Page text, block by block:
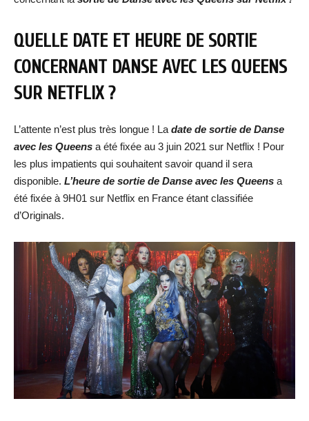
QUELLE DATE ET HEURE DE SORTIE
CONCERNANT DANSE AVEC LES QUEENS
SUR NETFLIX ?
L’attente n’est plus très longue ! La date de sortie de Danse
avec les Queens a été fixée au 3 juin 2021 sur Netflix ! Pour
les plus impatients qui souhaitent savoir quand il sera
disponible. L’heure de sortie de Danse avec les Queens a
été fixée à 9H01 sur Netflix en France étant classifiée
d’Originals.